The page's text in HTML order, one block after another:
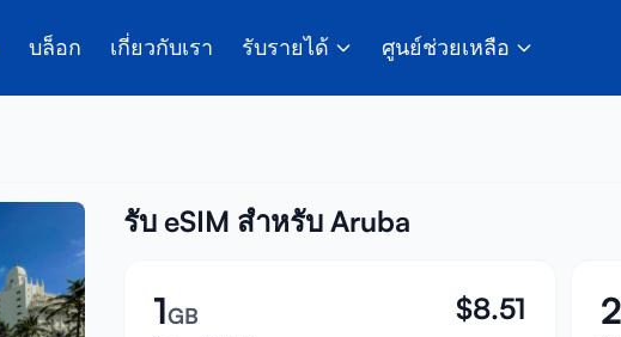
บล็อก เกี่ยวกับเรา รับรายได้ ศูนย์ช่วยเหลือ
รับ eSIM สำหรับ Aruba
1GB $8.51 2